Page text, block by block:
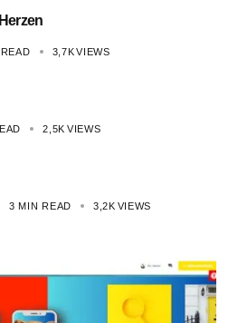
3,7KVIEWS
2,5K VIEWS
3 MIN READ 3,2K VIEWS